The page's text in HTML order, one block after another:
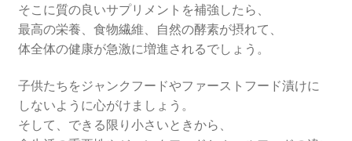
そこに質の良いサプリメントを補強したら、
最高の栄養、食物繊維、自然の酵素が摂れて、
体全体の健康が急激に増進されるでしょう。
子供たちをジャンクフードやファーストフード漬けに
しないように心がけましょう。
そして、できる限り小さいときから、